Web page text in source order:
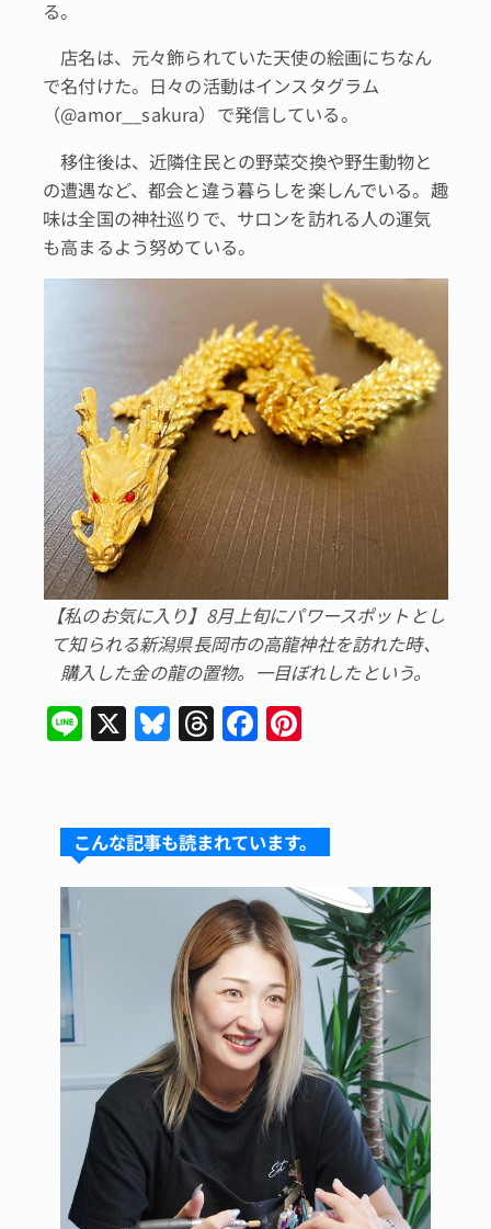
る。
店名は、元々飾られていた天使の絵画にちなん
で名付けた。日々の活動はインスタグラム
（@amor__sakura）で発信している。
移住後は、近隣住民との野菜交換や野生動物と
の遭遇など、都会と違う暮らしを楽しんでいる。趣
味は全国の神社巡りで、サロンを訪れる人の運気
も高まるよう努めている。
【私のお気に入り】8月上旬にパワースポットとし
て知られる新潟県長岡市の高龍神社を訪れた時、
購入した金の龍の置物。一目ぼれしたという。
Li
n
X Bl
u
s
k
y
T
hr
a
d
s
F
a
e
b
o
o
k
re
st
こんな記事も読まれています。